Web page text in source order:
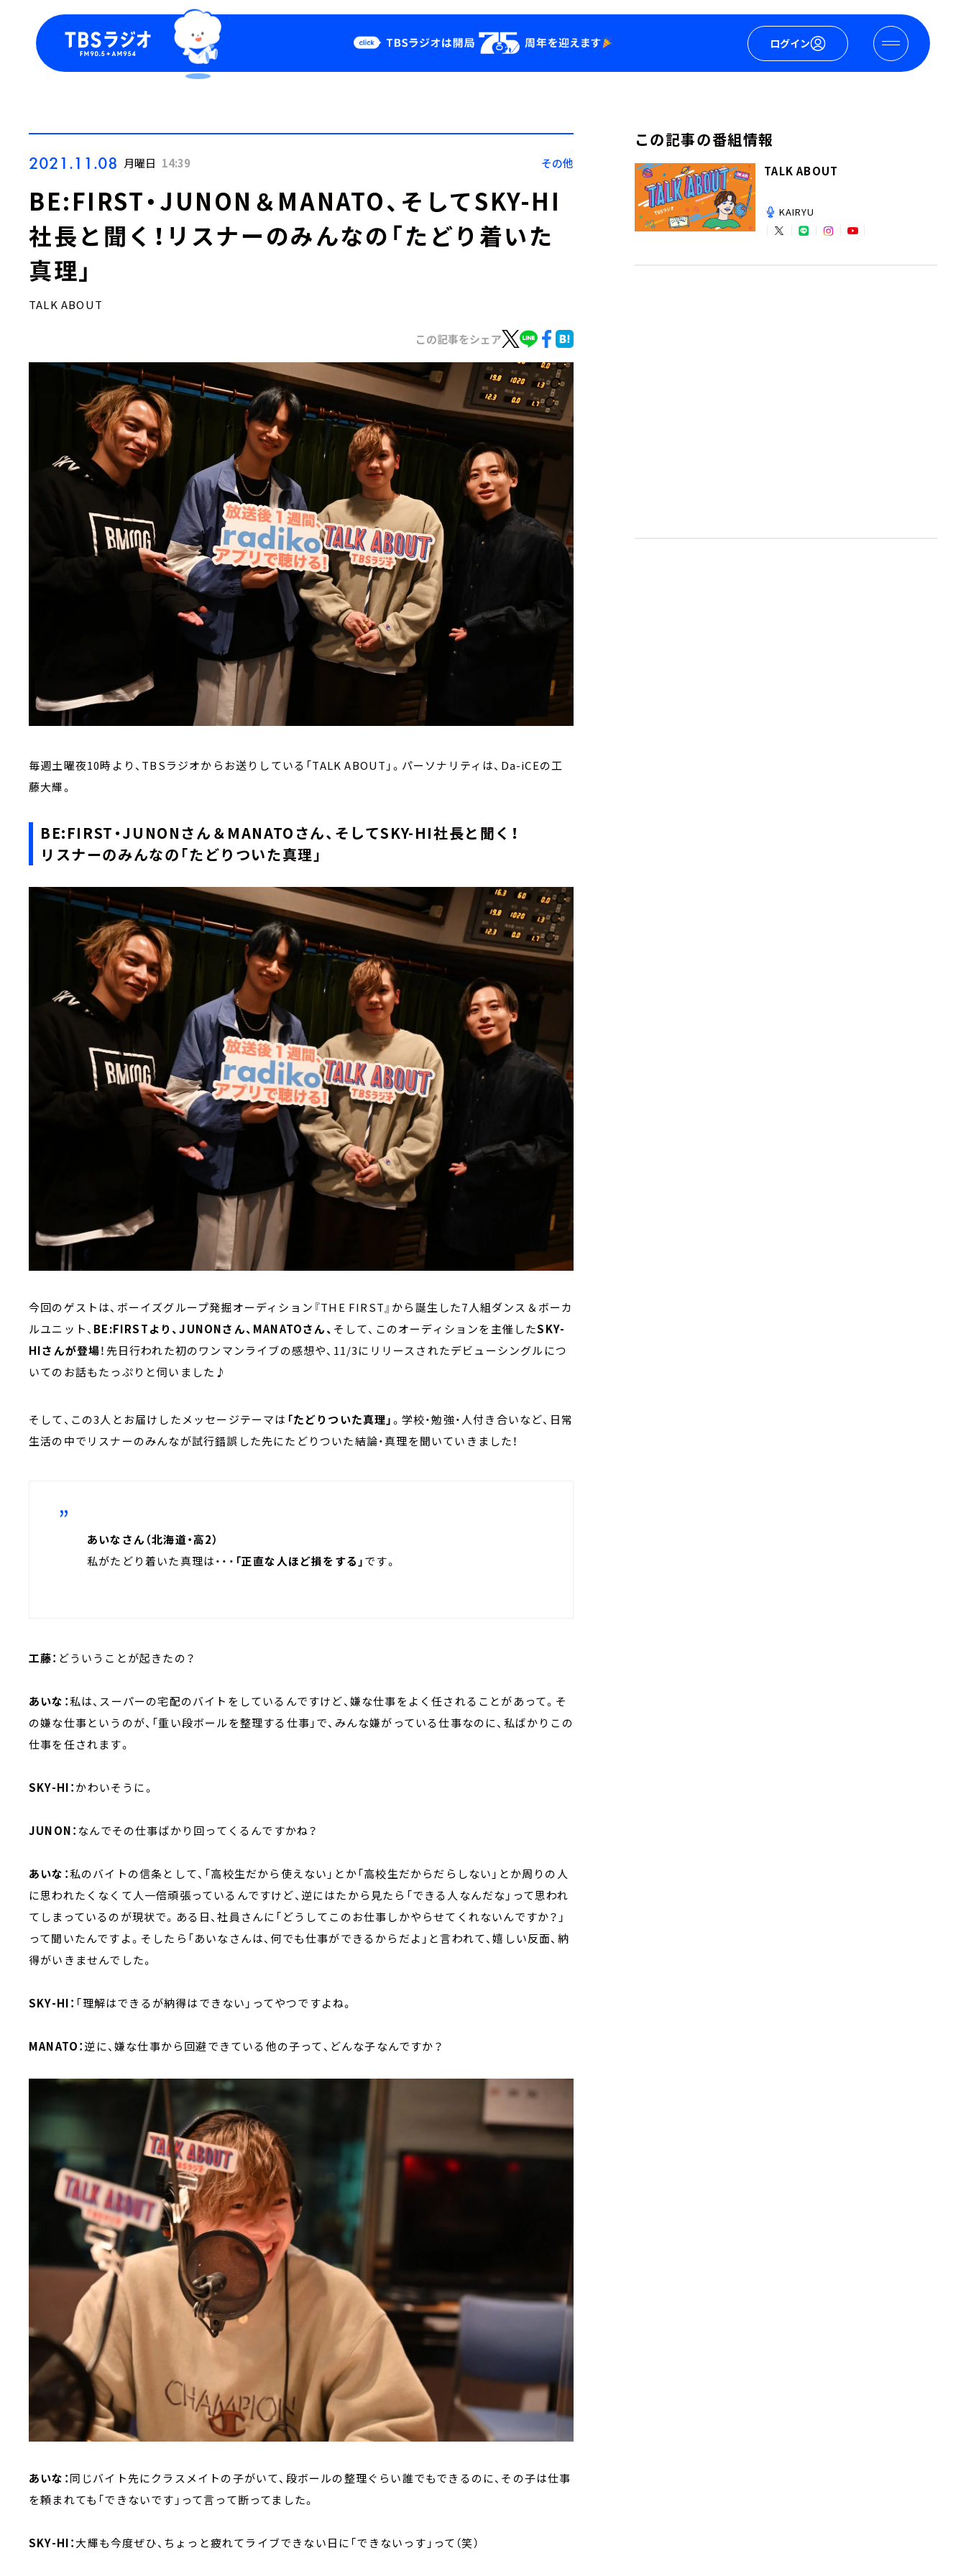
ログイン
Podcast
YouTube
2021.11.08 月曜日 14:39 その他
BE:FIRST・JUNON＆MANATO、そしてSKY-HI
社長と聞く！リスナーのみんなの「たどり着いた
真理」
TALK ABOUT
この記事をシェア
毎週土曜夜10時より、TBSラジオからお送りしている「TALK ABOUT」。パーソナリティは、Da-iCEの工
藤大輝。
BE:FIRST・JUNONさん＆MANATOさん、そしてSKY-HI社長と聞く！
リスナーのみんなの「たどりついた真理」
今回のゲストは、ボーイズグループ発掘オーディション『THE FIRST』から誕生した7人組ダンス＆ボーカ
ルユニット、 BE:FIRSTより、JUNONさん、MANATOさん、 そして、このオーディションを主催したSKY-
HIさんが登場！先日行われた初のワンマンライブの感想や、11/3にリリースされたデビューシングルにつ
いてのお話もたっぷりと伺いました♪
そして、この3人とお届けしたメッセージテーマは 「たどりついた真理」。学校・勉強・人付き合いなど、日常
生活の中でリスナーのみんなが試行錯誤した先にたどりついた結論・真理を聞いていきました！
あいなさん（北海道・高2）
私がたどり着いた真理は・・・ 「正直な人ほど損をする」です。
工藤： どういうことが起きたの？
あいな：私は、スーパーの宅配のバイトをしているんですけど、嫌な仕事をよく任されることがあって。そ
の嫌な仕事というのが、「重い段ボールを整理する仕事」で、みんな嫌がっている仕事なのに、私ばかりこの
仕事を任されます。
SKY-HI：かわいそうに。
JUNON： なんでその仕事ばかり回ってくるんですかね？
あいな：私のバイトの信条として、「高校生だから使えない」とか「高校生だからだらしない」とか周りの人
に思われたくなくて人一倍頑張っているんですけど、逆にはたから見たら「できる人なんだな」って思われ
てしまっているのが現状で。ある日、社員さんに「どうしてこのお仕事しかやらせてくれないんですか？」
って聞いたんですよ。そしたら「あいなさんは、何でも仕事ができるからだよ」と言われて、嬉しい反面、納
得がいきませんでした。
SKY-HI： 「理解はできるが納得はできない」ってやつですよね。
MANATO：逆に、嫌な仕事から回避できている他の子って、どんな子なんですか？
あいな：同じバイト先にクラスメイトの子がいて、段ボールの整理ぐらい誰でもできるのに、その子は仕事
を頼まれても「できないです」って言って断ってました。
SKY-HI：大輝も今度ぜひ、ちょっと疲れてライブできない日に「できないっす」って（笑）
この記事の番組情報
TALK ABOUT
KAIRYU